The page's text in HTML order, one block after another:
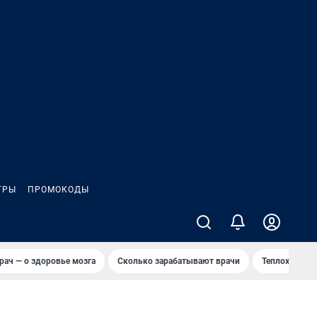
ПРОМОКОДЫ
— о здоровье мозга Сколько зарабатывают врачи Теплоход